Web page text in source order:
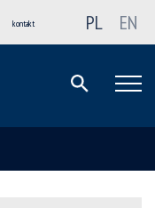
kontakt PL EN